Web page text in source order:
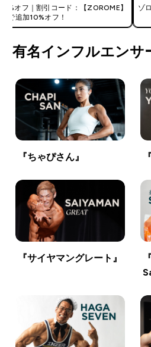
オフ｜割引コード：【ZOROME】
で追加10%オフ！
ゾ
有名インフルエンサ
『ちゃぴさん』
『サイヤマングレート』